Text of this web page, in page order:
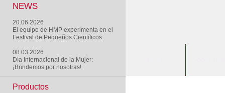
NEWS
20.06.2026
El equipo de HMP experimenta en el
Festival de Pequeños Científicos
08.03.2026
Día Internacional de la Mujer:
¡Brindemos por nosotras!
Productos